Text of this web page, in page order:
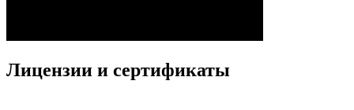
Лицензии и сертификаты